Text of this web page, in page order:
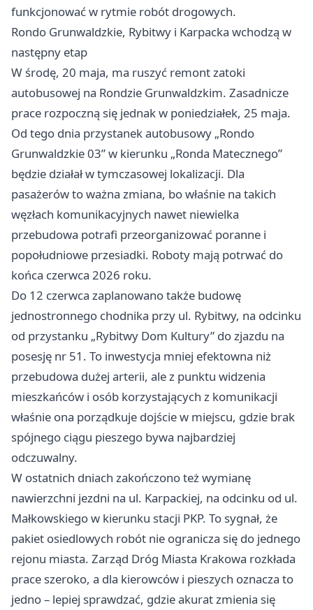
funkcjonować w rytmie robót drogowych.
Rondo Grunwaldzkie, Rybitwy i Karpacka wchodzą w
następny etap
W środę, 20 maja, ma ruszyć remont zatoki
autobusowej na Rondzie Grunwaldzkim. Zasadnicze
prace rozpoczną się jednak w poniedziałek, 25 maja.
Od tego dnia przystanek autobusowy „Rondo
Grunwaldzkie 03” w kierunku „Ronda Matecznego”
będzie działał w tymczasowej lokalizacji. Dla
pasażerów to ważna zmiana, bo właśnie na takich
węzłach komunikacyjnych nawet niewielka
przebudowa potrafi przeorganizować poranne i
popołudniowe przesiadki. Roboty mają potrwać do
końca czerwca 2026 roku.
Do 12 czerwca zaplanowano także budowę
jednostronnego chodnika przy ul. Rybitwy, na odcinku
od przystanku „Rybitwy Dom Kultury” do zjazdu na
posesję nr 51. To inwestycja mniej efektowna niż
przebudowa dużej arterii, ale z punktu widzenia
mieszkańców i osób korzystających z komunikacji
właśnie ona porządkuje dojście w miejscu, gdzie brak
spójnego ciągu pieszego bywa najbardziej
odczuwalny.
W ostatnich dniach zakończono też wymianę
nawierzchni jezdni na ul. Karpackiej, na odcinku od ul.
Małkowskiego w kierunku stacji PKP. To sygnał, że
pakiet osiedlowych robót nie ogranicza się do jednego
rejonu miasta. Zarząd Dróg Miasta Krakowa rozkłada
prace szeroko, a dla kierowców i pieszych oznacza to
jedno – lepiej sprawdzać, gdzie akurat zmienia się